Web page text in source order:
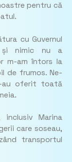
pentru că
cu Guvernul
și nimic nu a
m-am întors la
de frumos. Ne-
au oferit toată
Marina
care soseau,
transportul